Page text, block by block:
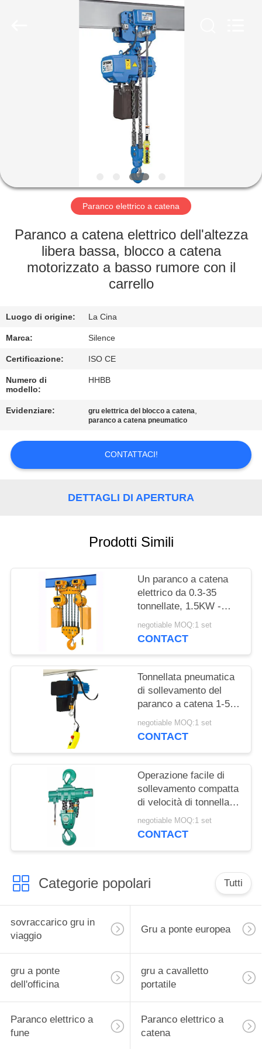
GIRO
FABBRICA
CONTROLLO
CONTATTICI
RICHIEDA
UNA
CITAZIONE
MAPPA
DEL
Paranco elettrico a catena
Paranco a catena elettrico dell'altezza
libera bassa, blocco a catena
motorizzato a basso rumore con il
carrello
Luogo di origine: La Cina
Marca: Silence
Certificazione: ISO CE
Numero di
modello:
HHBB
Evidenziare: gru elettrica del blocco a catena,
paranco a catena pneumatico
CONTATTACI!
DETTAGLI DI APERTURA
Prodotti Simili
Un paranco a catena
elettrico da 0.3-35
tonnellate, 1.5KW -
OEM resistente del
paranco a catena 3KW
negotiable MOQ:1 set
CONTACT
Tonnellata pneumatica
di sollevamento del
paranco a catena 1-50
del carico per
l'estrazione mineraria
negotiable MOQ:1 set
CONTACT
Operazione facile di
sollevamento compatta
di velocità di tonnellata
0.7-1.2m/Min del
paranco a catena 16
negotiable MOQ:1 set
CONTACT
Categorie popolari Tutti
sovraccarico gru in
viaggio
Gru a ponte europea
gru a ponte
dell'officina
gru a cavalletto
portatile
Paranco elettrico a
fune
Paranco elettrico a
catena